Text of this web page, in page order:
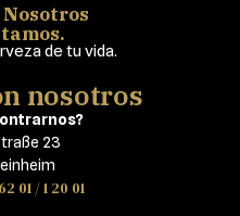
Nosotros
de tu vida.
nosotros
23
01 / 1 20 01